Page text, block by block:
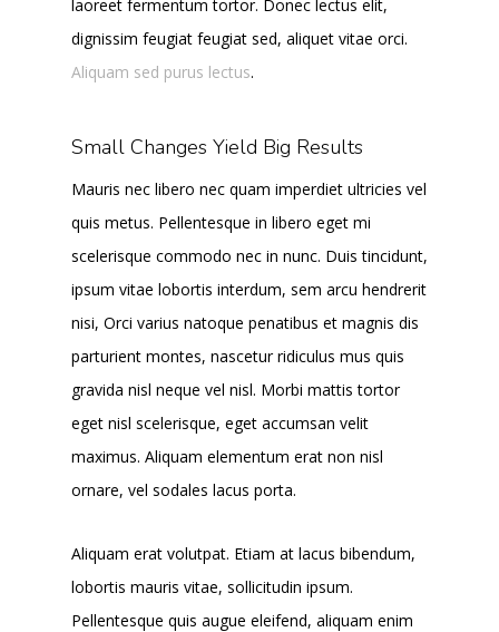
laoreet fermentum tortor. Donec lectus elit,
dignissim feugiat feugiat sed, aliquet vitae orci.
Aliquam sed purus lectus.
Small Changes Yield Big Results
Mauris nec libero nec quam imperdiet ultricies vel
quis metus. Pellentesque in libero eget mi
scelerisque commodo nec in nunc. Duis tincidunt,
ipsum vitae lobortis interdum, sem arcu hendrerit
nisi, Orci varius natoque penatibus et magnis dis
parturient montes, nascetur ridiculus mus quis
gravida nisl neque vel nisl. Morbi mattis tortor
eget nisl scelerisque, eget accumsan velit
maximus. Aliquam elementum erat non nisl
ornare, vel sodales lacus porta.
Aliquam erat volutpat. Etiam at lacus bibendum,
lobortis mauris vitae, sollicitudin ipsum.
Pellentesque quis augue eleifend, aliquam enim